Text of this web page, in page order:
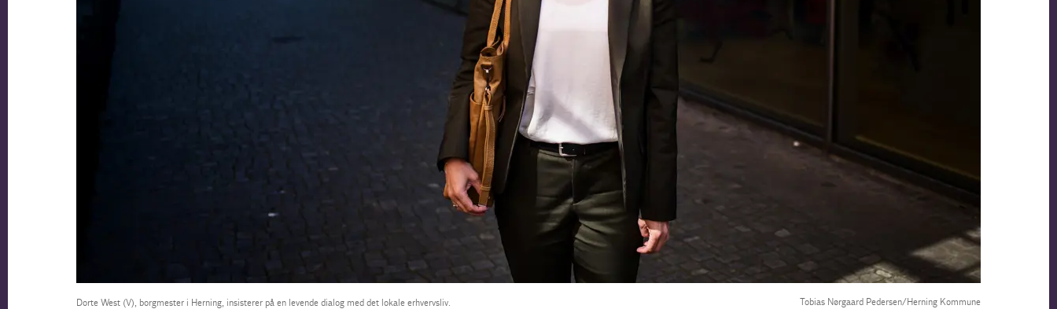
Dorte West (V), borgmester i Herning, insisterer på en levende dialog med det lokale erhvervsliv. Tobias Nørgaard Pedersen/Herning Kommune